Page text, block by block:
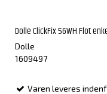
Dolle ClickFix 56WH Flot
Dolle
1609497
Varen leveres